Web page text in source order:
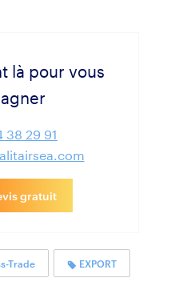
là pour vous
38 29 91
gratuit
Trade EXPORT